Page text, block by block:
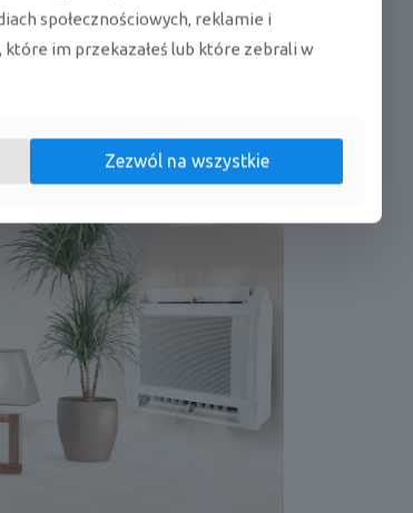
społecznościowych, reklamie i
im przekazałeś lub które zebrali w
Zezwól na wszystkie